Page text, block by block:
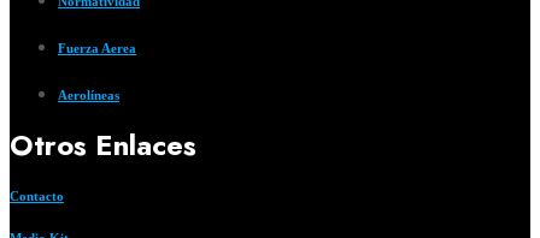
Fuerza Aerea
Aerolíneas
Otros Enlaces
Contacto